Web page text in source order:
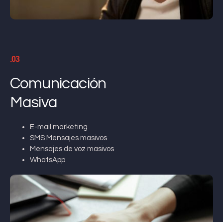
.03
Comunicación
Masiva
E-mail marketing
SMS Mensajes masivos
Mensajes de voz masivos
WhatsApp